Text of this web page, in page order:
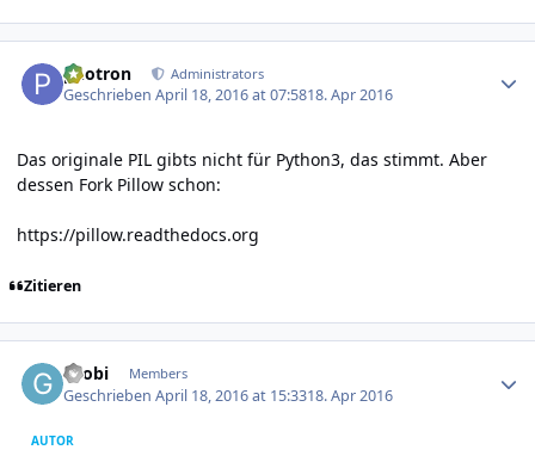
photron Administrators
GeschriebenApril 18, 2016 at 07:5818. Apr 2016
Das originale PIL gibts nicht für Python3, das stimmt. Aber
dessen Fork Pillow schon:
https://pillow.readthedocs.org
Zitieren
Grobi Members
GeschriebenApril 18, 2016 at 15:3318. Apr 2016
AUTOR